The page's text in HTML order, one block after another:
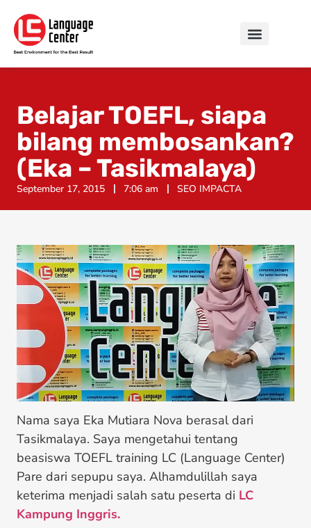
Belajar TOEFL, siapa
bilang membosankan?
(Eka – Tasikmalaya)
September 17, 2015 7:06 am SEO IMPACTA
Nama saya Eka Mutiara Nova berasal dari
Tasikmalaya. Saya mengetahui tentang
beasiswa TOEFL training LC (Language Center)
Pare dari sepupu saya. Alhamdulillah saya
keterima menjadi salah satu peserta di LC
Kampung Inggris.